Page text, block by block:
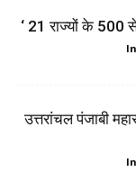
‘ 21 राज्यों के 500
उत्तरांचल पंजाबी